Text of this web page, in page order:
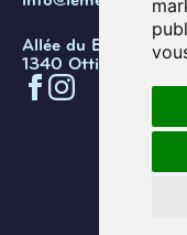
Allée du Bois des
1340 Ottignies-